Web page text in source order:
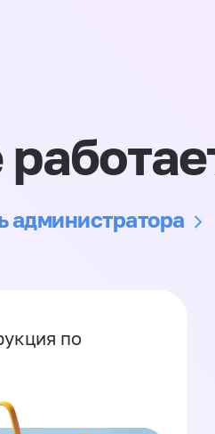
администратора
по